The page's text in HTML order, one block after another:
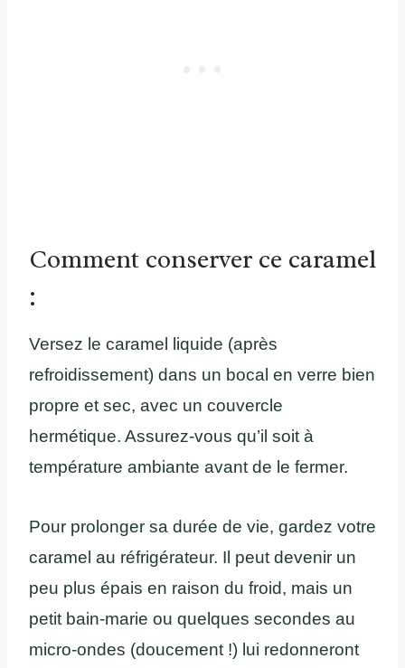
Comment conserver ce caramel
:
Versez le caramel liquide (après
refroidissement) dans un bocal en verre bien
propre et sec, avec un couvercle
hermétique. Assurez-vous qu’il soit à
température ambiante avant de le fermer.
Pour prolonger sa durée de vie, gardez votre
caramel au réfrigérateur. Il peut devenir un
peu plus épais en raison du froid, mais un
petit bain-marie ou quelques secondes au
micro-ondes (doucement !) lui redonneront